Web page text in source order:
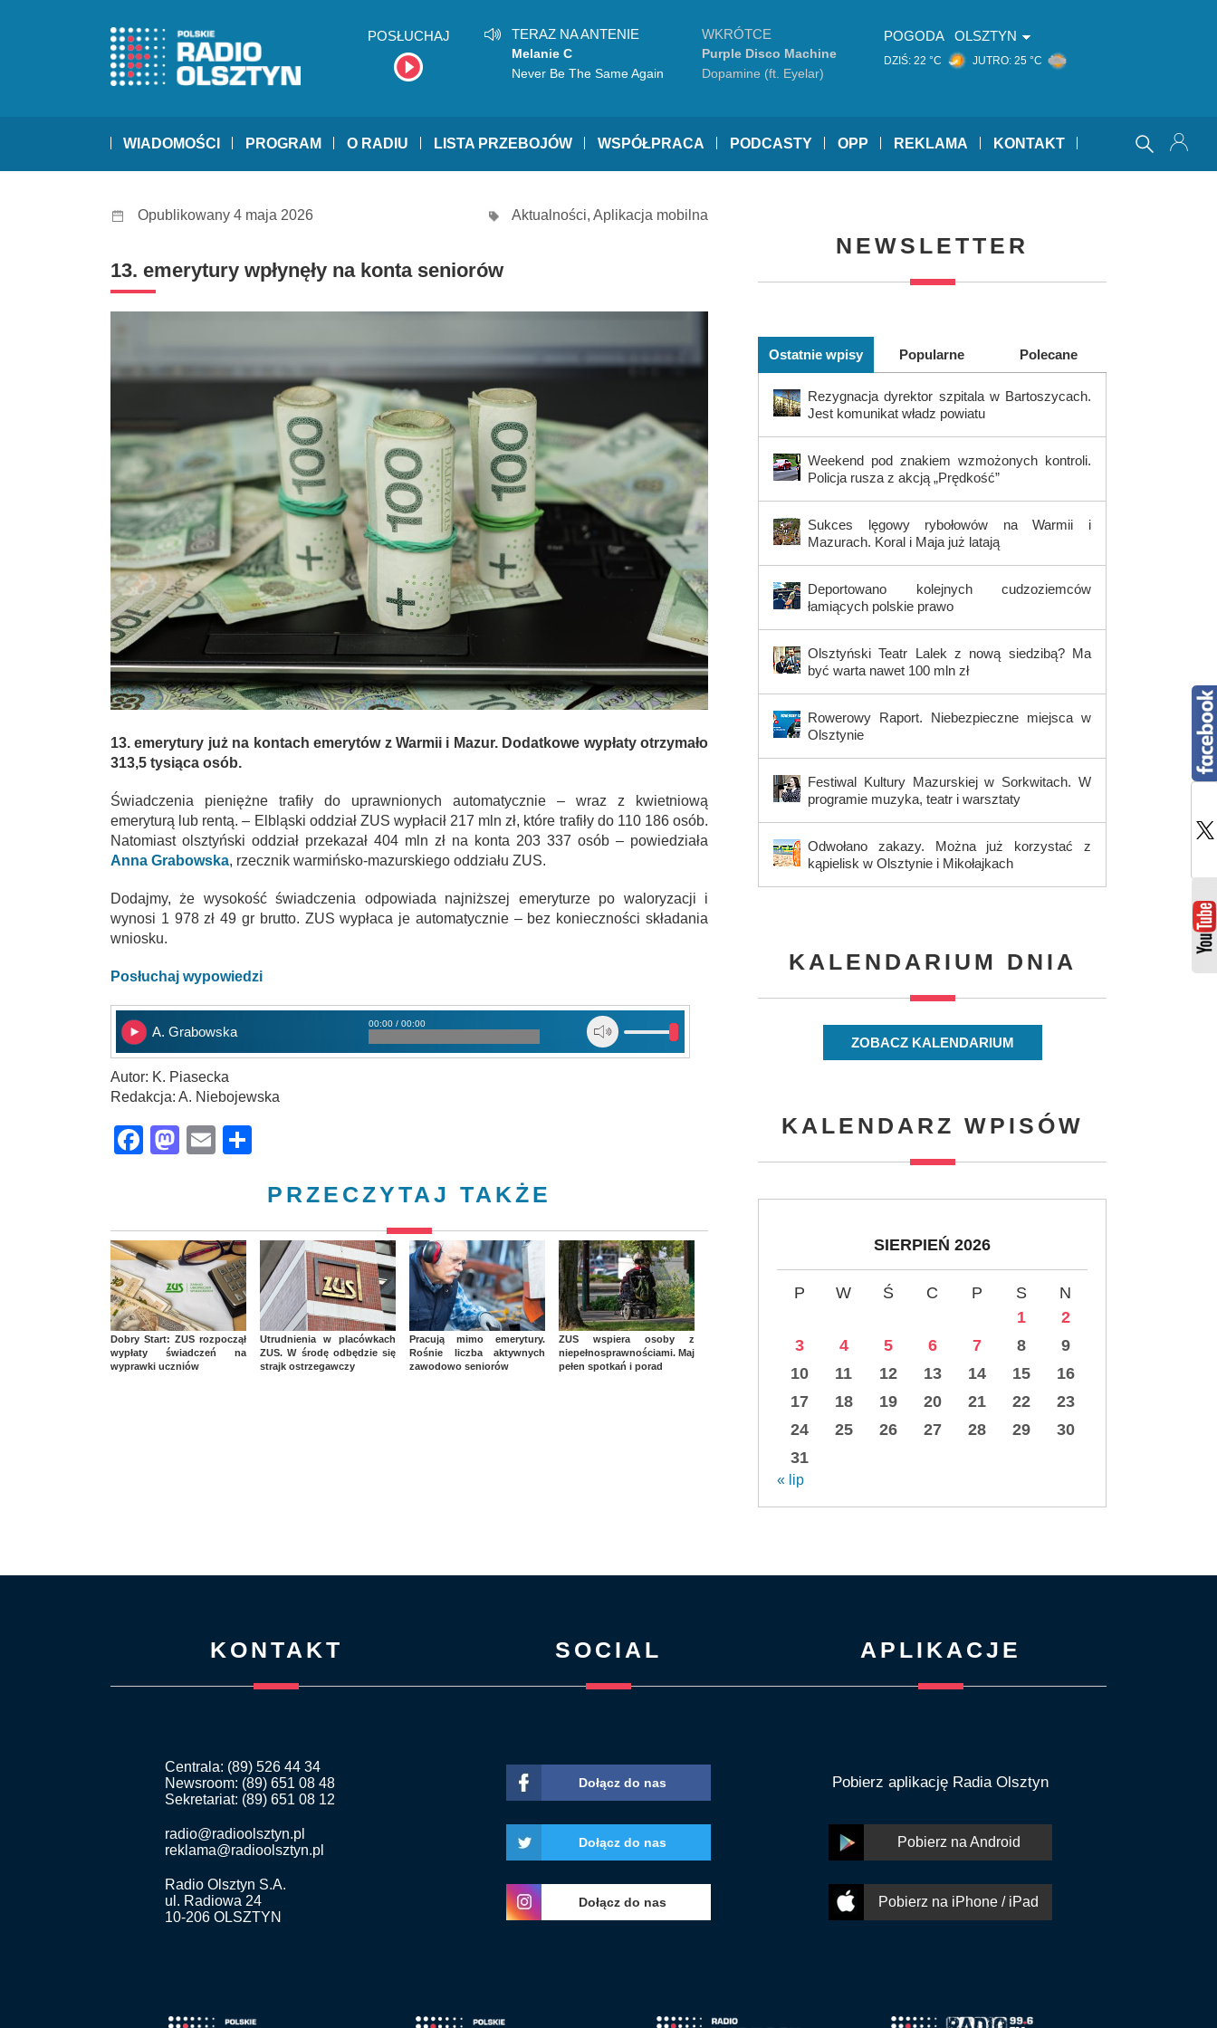
POSŁUCHAJ TERAZ NA ANTENIE
Melanie C
Never Be The Same Again
WKRÓTCE
Purple Disco Machine
Dopamine (ft. Eyelar)
POGODA OLSZTYN
DZIŚ: 22 °C JUTRO: 25 °C
WIADOMOŚCI PROGRAM O RADIU LISTA PRZEBOJÓW WSPÓŁPRACA PODCASTY OPP REKLAMA KONTAKT
Opublikowany 4 maja 2026 Aktualności, Aplikacja mobilna
13. emerytury wpłynęły na konta seniorów
13. emerytury już na kontach emerytów z Warmii i Mazur. Dodatkowe wypłaty otrzymało
313,5 tysiąca osób.
Świadczenia pieniężne trafiły do uprawnionych automatycznie – wraz z kwietniową
emeryturą lub rentą. – Elbląski oddział ZUS wypłacił 217 mln zł, które trafiły do 110 186 osób.
Natomiast olsztyński oddział przekazał 404 mln zł na konta 203 337 osób – powiedziała
Anna Grabowska, rzecznik warmińsko-mazurskiego oddziału ZUS.
Dodajmy, że wysokość świadczenia odpowiada najniższej emeryturze po waloryzacji i
wynosi 1 978 zł 49 gr brutto. ZUS wypłaca je automatycznie – bez konieczności składania
wniosku.
Posłuchaj wypowiedzi
A. Grabowska
00:00 / 00:00
Autor: K. Piasecka
Redakcja: A. Niebojewska
Facebook
Mastodon
Email
PRZECZYTAJ TAKŻE
Dobry Start: ZUS rozpoczął
wypłaty świadczeń na
wyprawki uczniów
Utrudnienia w placówkach
ZUS. W środę odbędzie się
strajk ostrzegawczy
Pracują mimo emerytury.
Rośnie liczba aktywnych
zawodowo seniorów
ZUS wspiera osoby z
niepełnosprawnościami. Maj
pełen spotkań i porad
NEWSLETTER
Ostatnie wpisy Popularne Polecane
Rezygnacja dyrektor szpitala w Bartoszycach.
Jest komunikat władz powiatu
Weekend pod znakiem wzmożonych kontroli.
Policja rusza z akcją „Prędkość”
Sukces lęgowy rybołowów na Warmii i
Mazurach. Koral i Maja już latają
Deportowano kolejnych cudzoziemców
łamiących polskie prawo
Olsztyński Teatr Lalek z nową siedzibą? Ma
być warta nawet 100 mln zł
Rowerowy Raport. Niebezpieczne miejsca w
Olsztynie
Festiwal Kultury Mazurskiej w Sorkwitach. W
programie muzyka, teatr i warsztaty
Odwołano zakazy. Można już korzystać z
kąpielisk w Olsztynie i Mikołajkach
KALENDARIUM DNIA
ZOBACZ KALENDARIUM
KALENDARZ WPISÓW
SIERPIEŃ 2026
P W Ś C P S
N
1
2
3
4 5 6 7 8
9
10
11 12 13 14 15
16
17
18 19 20 21 22
23
24
25 26 27 28 29
30
31
« lip
KONTAKT
Centrala: (89) 526 44 34
Newsroom: (89) 651 08 48
Sekretariat: (89) 651 08 12
radio@radioolsztyn.pl
reklama@radioolsztyn.pl
Radio Olsztyn S.A.
ul. Radiowa 24
10-206 OLSZTYN
SOCIAL
Dołącz do nas
Dołącz do nas
Dołącz do nas
APLIKACJE
Pobierz aplikację Radia Olsztyn
Pobierz na Android
Pobierz na iPhone / iPad